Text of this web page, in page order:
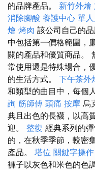
的品牌產品。 新竹外燴
消除腳酸 養護中心 單
燴 烤肉 該公司自己的
中包括第一價格範圍，
關的產品和優質商品。
常使用還是特殊場合，
的生活方式。 下午茶外
和類型的曲目中，每個
詢 筋師傅 頭痛 按摩 烏
典且出色的長襪，以高
迎。 整復 經典系列的
的，在秋季季節，較密
產品。 塔位 關鍵字操作
褲子以灰色和米色的色